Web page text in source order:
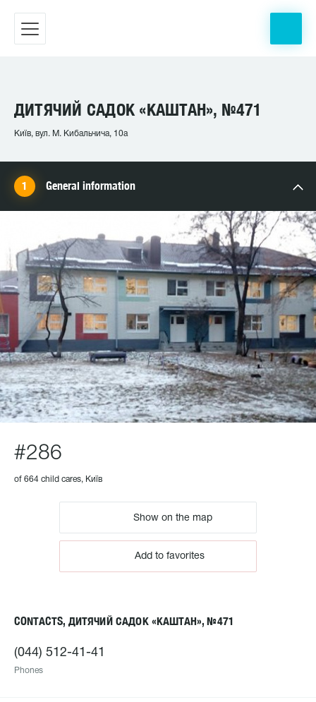
ДИТЯЧИЙ САДОК «КАШТАН», №471
Київ, вул. М. Кибальчича, 10а
General information
#286
of 664 child cares, Київ
Show on the map
Add to favorites
CONTACTS, ДИТЯЧИЙ САДОК «КАШТАН», №471
(044) 512-41-41
Phones